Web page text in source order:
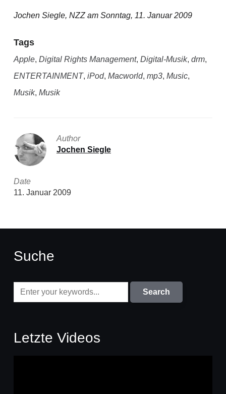
Jochen Siegle, NZZ am Sonntag, 11. Januar 2009
Tags
Apple, Digital Rights Management, Digital-Musik, drm,
ENTERTAINMENT, iPod, Macworld, mp3, Music,
Musik, Musik
Author
Jochen Siegle
Date
11. Januar 2009
Suche
Letzte Videos